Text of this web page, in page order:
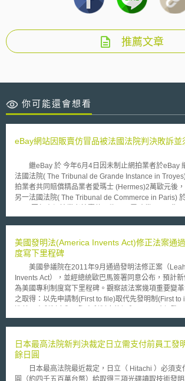
推薦文章
你可能還會想看
eBay網站因販賣仿冒品被法國法院判決敗訴並
繼eBay 於 今年6月4日因未制止網拍業者於eBay
法國法院( The Tribunal de Grande Instance in
拍業者共同賠償精品業者愛瑪士 (Hermes)2萬歐元後
另一法國法院( The Tribunal de Commerce in Paris)
止eBay在其網站上販賣LVMH集團旗下包括迪奧
業者的智慧財產權，其已投資了超過2000萬美元建置
Rights Owner) 讓品牌業者可以容易的發現仿冒的網拍
物品下架。但愛瑪士及LVMH集團皆認為該機制尚不足
售。 針對LVMH之判決，Vanessa Canzini, eBay 的發言人表示 “如果
有仿冒品出現在eBay 的網站上， eBay會迅速地將該
決非關仿冒品”。 Sravanthi Agrawal, eBay 的另一發
重點在銷售管制 (指LVMH集團企圖壟斷其銷售管道)，
成傷害，將代表消費者提起上訴。 以上兩案經由法國法院針對拍賣網
智財律師表示美國法院目前認為在美國商標法下，
其網站上移除。而法國法院的判決則更進一步要求拍賣
網站拍賣前就有義務制止其被拿出來販售。法國法院
能鼓勵其它國法院針對類似案件做出相同的判決結果。
美國發明法(America Invents Act)修正法案通
度寫下里程碑
美國參議院在2011年9月通過發明法修正案（
Invents Act），並經總統歐巴馬簽署同意公布，預計
為美國專利制度寫下里程碑。觀察該法案幾項重要變
之取得：以先申請制(First to file)取代先發明制(First to
際普遍的制度接軌。新規定將自2013年3月16日開始
(Prior Art)之範圍，申請專利之發明於申請日之前，如
使用、已銷售或其他公眾所得知悉者，即因已公開而成
分，喪失新穎性。惟在例外的情況下，申請專利之發
由發明人或共同發明人自己，或間接透過第三人進行
日本最高法院新判決裁定日立需支付前員工發
餘日圓
日本最高法院最近裁定，日立（ Hitachi ）必須支